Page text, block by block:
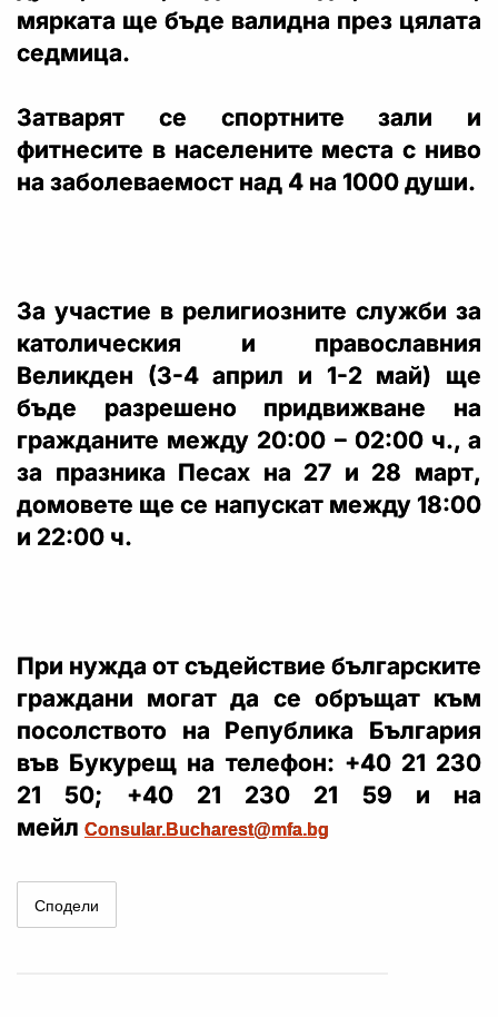
мярката ще бъде валидна през цялата
седмица.
Затварят се спортните зали и
фитнесите в населените места с ниво
на заболеваемост над 4 на 1000 души.
За участие в религиозните служби за
католическия и православния
Великден (3-4 април и 1-2 май) ще
бъде разрешено придвижване на
гражданите между 20:00 – 02:00 ч., а
за празника Песах на 27 и 28 март,
домовете ще се напускат между 18:00
и 22:00 ч.
При нужда от съдействие българските
граждани могат да се обръщат към
посолството на Република България
във Букурещ на телефон: +40 21 230
21 50; +40 21 230 21 59 и на
мейл Consular.Bucharest@mfa.bg
Сподели